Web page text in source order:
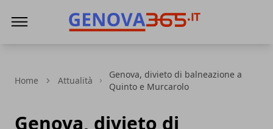
Home Attualità
Genova, divieto di balneazione a
Quinto e Murcarolo
Genova, divieto di